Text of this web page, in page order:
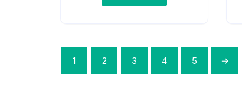
1 2 3 4 5 →